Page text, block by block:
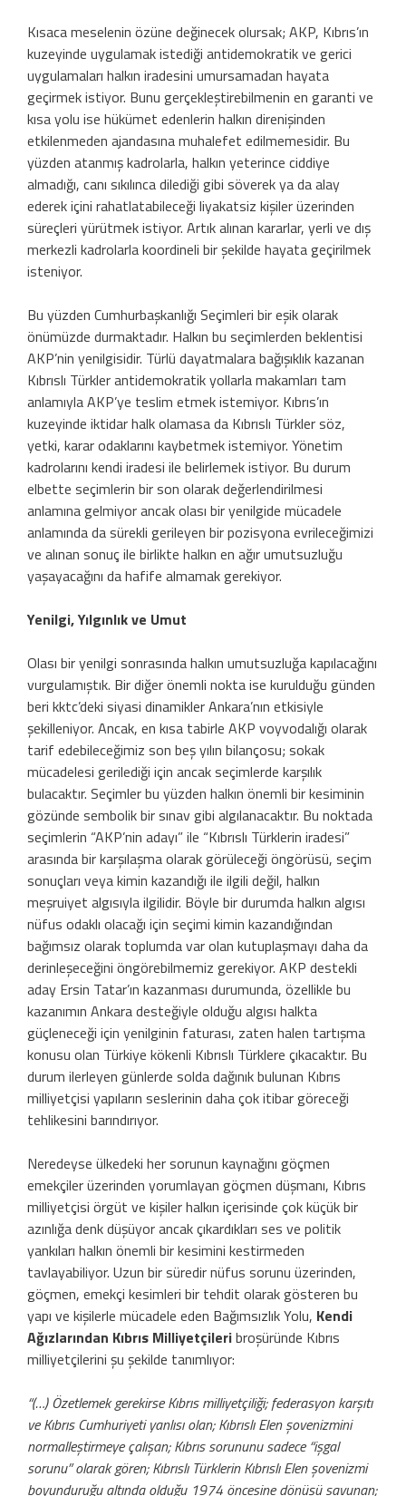
Kısaca meselenin özüne değinecek olursak; AKP, Kıbrıs’ın
kuzeyinde uygulamak istediği antidemokratik ve gerici
uygulamaları halkın iradesini umursamadan hayata
geçirmek istiyor. Bunu gerçekleştirebilmenin en garanti ve
kısa yolu ise hükümet edenlerin halkın direnişinden
etkilenmeden ajandasına muhalefet edilmemesidir. Bu
yüzden atanmış kadrolarla, halkın yeterince ciddiye
almadığı, canı sıkılınca dilediği gibi söverek ya da alay
ederek içini rahatlatabileceği liyakatsiz kişiler üzerinden
süreçleri yürütmek istiyor. Artık alınan kararlar, yerli ve dış
merkezli kadrolarla koordineli bir şekilde hayata geçirilmek
isteniyor.
Bu yüzden Cumhurbaşkanlığı Seçimleri bir eşik olarak
önümüzde durmaktadır. Halkın bu seçimlerden beklentisi
AKP’nin yenilgisidir. Türlü dayatmalara bağışıklık kazanan
Kıbrıslı Türkler antidemokratik yollarla makamları tam
anlamıyla AKP’ye teslim etmek istemiyor. Kıbrıs’ın
kuzeyinde iktidar halk olamasa da Kıbrıslı Türkler söz,
yetki, karar odaklarını kaybetmek istemiyor. Yönetim
kadrolarını kendi iradesi ile belirlemek istiyor. Bu durum
elbette seçimlerin bir son olarak değerlendirilmesi
anlamına gelmiyor ancak olası bir yenilgide mücadele
anlamında da sürekli gerileyen bir pozisyona evrileceğimizi
ve alınan sonuç ile birlikte halkın en ağır umutsuzluğu
yaşayacağını da hafife almamak gerekiyor.
Yenilgi, Yılgınlık ve Umut
Olası bir yenilgi sonrasında halkın umutsuzluğa kapılacağını
vurgulamıştık. Bir diğer önemli nokta ise kurulduğu günden
beri kktc’deki siyasi dinamikler Ankara’nın etkisiyle
şekilleniyor. Ancak, en kısa tabirle AKP voyvodalığı olarak
tarif edebileceğimiz son beş yılın bilançosu; sokak
mücadelesi gerilediği için ancak seçimlerde karşılık
bulacaktır. Seçimler bu yüzden halkın önemli bir kesiminin
gözünde sembolik bir sınav gibi algılanacaktır. Bu noktada
seçimlerin “AKP’nin adayı” ile “Kıbrıslı Türklerin iradesi”
arasında bir karşılaşma olarak görüleceği öngörüsü, seçim
sonuçları veya kimin kazandığı ile ilgili değil, halkın
meşruiyet algısıyla ilgilidir. Böyle bir durumda halkın algısı
nüfus odaklı olacağı için seçimi kimin kazandığından
bağımsız olarak toplumda var olan kutuplaşmayı daha da
derinleşeceğini öngörebilmemiz gerekiyor. AKP destekli
aday Ersin Tatar’ın kazanması durumunda, özellikle bu
kazanımın Ankara desteğiyle olduğu algısı halkta
güçleneceği için yenilginin faturası, zaten halen tartışma
konusu olan Türkiye kökenli Kıbrıslı Türklere çıkacaktır. Bu
durum ilerleyen günlerde solda dağınık bulunan Kıbrıs
milliyetçisi yapıların seslerinin daha çok itibar göreceği
tehlikesini barındırıyor.
Neredeyse ülkedeki her sorunun kaynağını göçmen
emekçiler üzerinden yorumlayan göçmen düşmanı, Kıbrıs
milliyetçisi örgüt ve kişiler halkın içerisinde çok küçük bir
azınlığa denk düşüyor ancak çıkardıkları ses ve politik
yankıları halkın önemli bir kesimini kestirmeden
tavlayabiliyor. Uzun bir süredir nüfus sorunu üzerinden,
göçmen, emekçi kesimleri bir tehdit olarak gösteren bu
yapı ve kişilerle mücadele eden Bağımsızlık Yolu, Kendi
Ağızlarından Kıbrıs Milliyetçileribroşüründe Kıbrıs
milliyetçilerini şu şekilde tanımlıyor:
“(…) Özetlemek gerekirse Kıbrıs milliyetçiliği; federasyon karşıtı
ve Kıbrıs Cumhuriyeti yanlısı olan; Kıbrıslı Elen şovenizmini
normalleştirmeye çalışan; Kıbrıs sorununu sadece “işgal
sorunu” olarak gören; Kıbrıslı Türklerin Kıbrıslı Elen şovenizmi
boyunduruğu altında olduğu 1974 öncesine dönüşü savunan;